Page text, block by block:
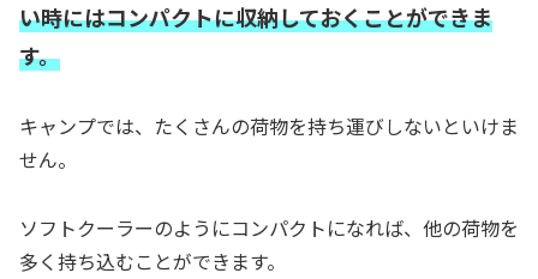
い時にはコンパクトに収納しておくことができま
す。
キャンプでは、たくさんの荷物を持ち運びしないといけま
せん。
ソフトクーラーのようにコンパクトになれば、他の荷物を
多く持ち込むことができます。